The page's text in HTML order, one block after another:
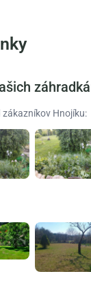
Hnojíku: